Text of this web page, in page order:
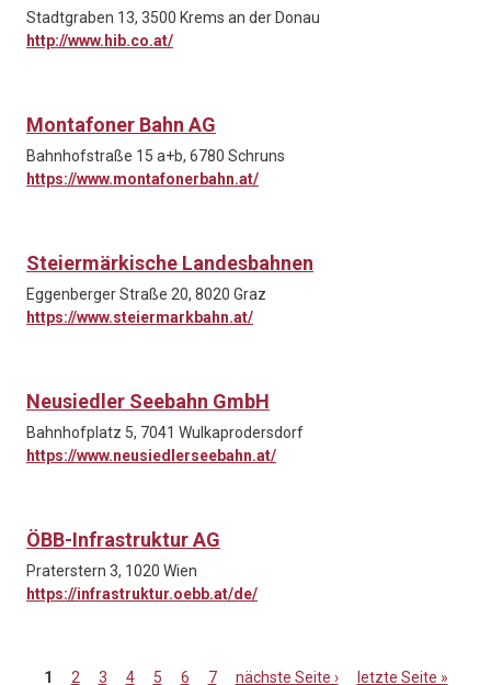
Stadtgraben 13, 3500 Krems an der Donau
http://www.hib.co.at/
Montafoner Bahn AG
Bahnhofstraße 15 a+b, 6780 Schruns
https://www.montafonerbahn.at/
Steiermärkische Landesbahnen
Eggenberger Straße 20, 8020 Graz
https://www.steiermarkbahn.at/
Neusiedler Seebahn GmbH
Bahnhofplatz 5, 7041 Wulkaprodersdorf
https://www.neusiedlerseebahn.at/
ÖBB-Infrastruktur AG
Praterstern 3, 1020 Wien
https://infrastruktur.oebb.at/de/
1 2 3 4 5 6 7 nächste Seite › letzte Seite »